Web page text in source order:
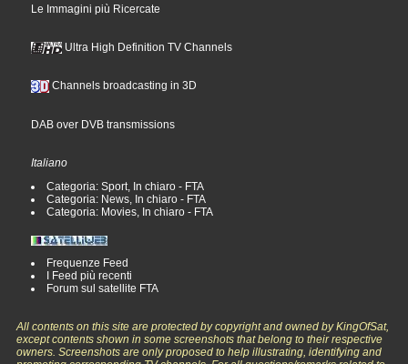
Le Immagini più Ricercate
Ultra High Definition TV Channels
Channels broadcasting in 3D
DAB over DVB transmissions
Italiano
Categoria: Sport, In chiaro - FTA
Categoria: News, In chiaro - FTA
Categoria: Movies, In chiaro - FTA
Frequenze Feed
I Feed più recenti
Forum sul satellite FTA
All contents on this site are protected by copyright and owned by KingOfSat,
except contents shown in some screenshots that belong to their respective
owners. Screenshots are only proposed to help illustrating, identifying and